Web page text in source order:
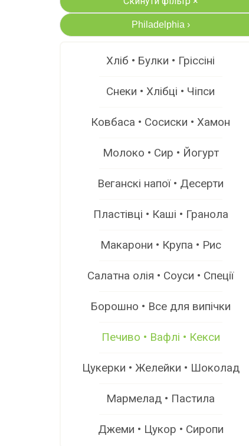
Philadelphia ›
Хліб • Булки • Гріссіні
Снеки • Хлібці • Чіпси
Ковбаса • Сосиски • Хамон
Молоко • Сир • Йогурт
Веганскі напої • Десерти
Пластівці • Каші • Гранола
Макарони • Крупа • Рис
Салатна олія • Соуси • Спеції
Борошно • Все для випічки
Печиво • Вафлі • Кекси
Цукерки • Желейки • Шоколад
Мармелад • Пастила
Джеми • Цукор • Сиропи